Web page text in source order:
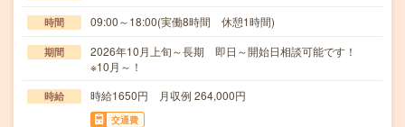
時間 09:00～18:00(実働8時間 休憩1時間)
期間
2026年10月上旬～長期 即日～開始日相談可能です！
※10月～！
時給 時給1650円 月収例 264,000円
交通費